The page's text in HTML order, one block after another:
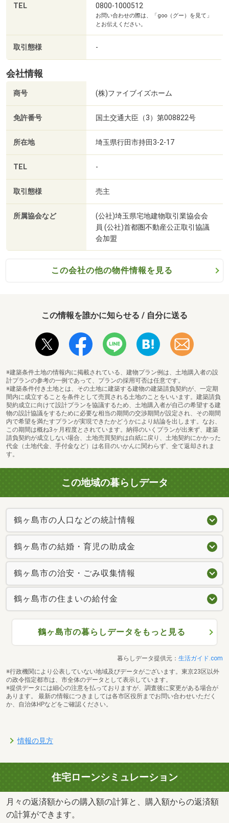
■事前にご相談いただけますと、現地でお待ち合わせも可
◇当日の見学予約をご希望の方は◇
接お問い合わせください！
TEL 0800-1000512
お問い合わせの際は、「goo（グー）を見て」
とお伝えください。
取引態様 -
会社情報
商号 (株)ファイブイズホーム
免許番号 国土交通大臣（3）第008822号
所在地 埼玉県行田市持田3-2-17
TEL -
取引態様 売主
所属協会など
(公社)埼玉県宅地建物取引業協会会
員 (公社)首都圏不動産公正取引協議
会加盟
この会社の他の物件情報を見る
この情報を誰かに知らせる / 自分に送る
※建築条件土地の情報内に掲載されている、建物プラン例は、土地購入者の設
計プランの参考の一例であって、プランの採用可否は任意です。
※建築条件付き土地とは、その土地に建築する建物の建築請負契約が、一定期
間内に成立することを条件として売買される土地のことをいいます。建築請負
契約成立に向けて設計プランを協議するため、土地購入者が自己の希望する建
物の設計協議をするために必要な相当の期間の交渉期間が設定され、その期間
内で希望を満たすプランが実現できたかどうかにより結論を出します。なお、
この期間は概ね3ヶ月程度とされています。納得のいくプランが出来ず、建築
請負契約が成立しない場合、土地売買契約は白紙に戻り、土地契約にかかった
代金（土地代金、手付金など）は名目のいかんに関わらず、全て返却されま
す。
この地域の暮らしデータ
鶴ヶ島市の人口などの統計情報
鶴ヶ島市の結婚・育児の助成金
鶴ヶ島市の治安・ごみ収集情報
鶴ヶ島市の住まいの給付金
鶴ヶ島市の暮らしデータをもっと見る
暮らしデータ提供元： 生活ガイド.com
※行政機関により公表していない地域及びデータがございます。東京23区以外
の政令指定都市は、市全体のデータとして表示しています。
※提供データには細心の注意を払っておりますが、調査後に変更がある場合が
あります。 最新の情報につきましては各市区役所までお問い合わせいただく
か、自治体HPなどをご確認ください。
情報の見方
住宅ローンシミュレーション
月々の返済額からの購入額の計算と、購入額からの返済額
の計算ができます。